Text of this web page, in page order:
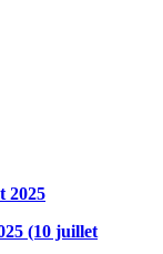
2025
(10 juillet